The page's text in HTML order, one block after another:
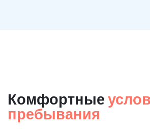
Комфортные
пребывания